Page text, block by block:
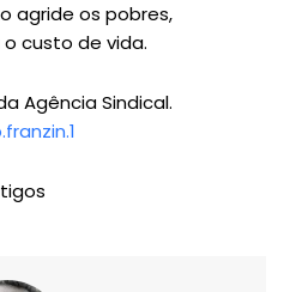
agride os pobres,
custo de vida.
Agência Sindical.